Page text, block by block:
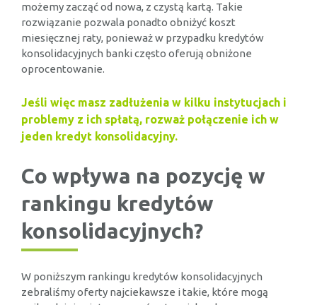
możemy zacząć od nowa, z czystą kartą. Takie
rozwiązanie pozwala ponadto obniżyć koszt
miesięcznej raty, ponieważ w przypadku kredytów
konsolidacyjnych banki często oferują obniżone
oprocentowanie.
Jeśli więc masz zadłużenia w kilku instytucjach i
problemy z ich spłatą, rozważ połączenie ich w
jeden kredyt konsolidacyjny.
Co wpływa na pozycję w
rankingu kredytów
konsolidacyjnych?
W poniższym rankingu kredytów konsolidacyjnych
zebraliśmy oferty najciekawsze i takie, które mogą